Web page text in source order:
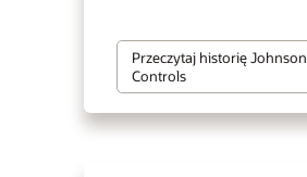
Przeczytaj historię Johnson
Controls